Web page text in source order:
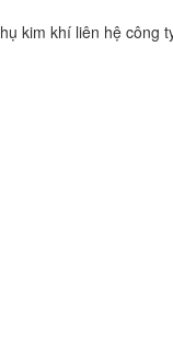
kim khí liên hệ công